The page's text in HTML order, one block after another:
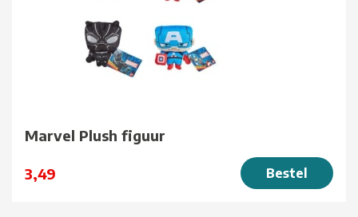
Marvel Plush figuur
3,49 Bestel